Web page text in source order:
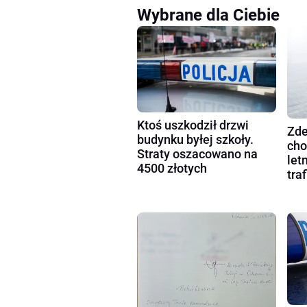
Wybrane dla Ciebie
Ktoś uszkodził drzwi
budynku byłej szkoły.
Straty oszacowano na
4500 złotych